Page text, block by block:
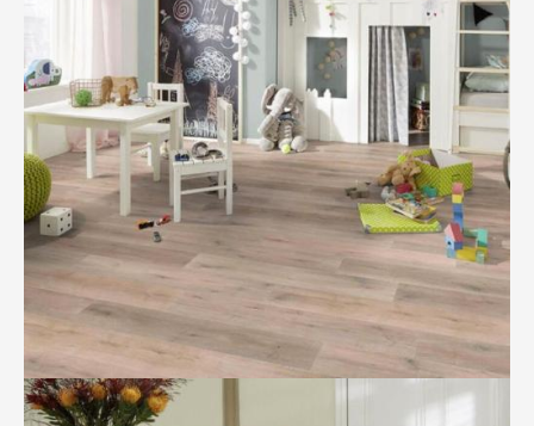
BILD ANZEIGEN